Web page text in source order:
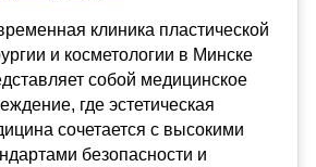
клиника пластической
и косметологии в Минске
собой медицинское
где эстетическая
сочетается с высокими
безопасности и